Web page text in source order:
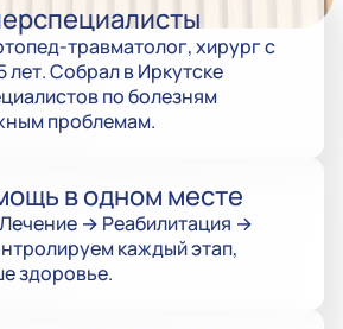
травматолог, хирург с
лет. Собрал в Иркутске
по болезням
проблемам.
в одном месте
→ Реабилитация →
каждый этап,
здоровье.